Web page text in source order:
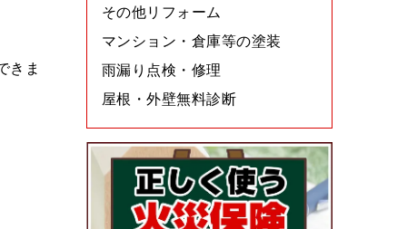
きま
その他リフォーム
マンション・倉庫等の塗装
雨漏り点検・修理
屋根・外壁無料診断